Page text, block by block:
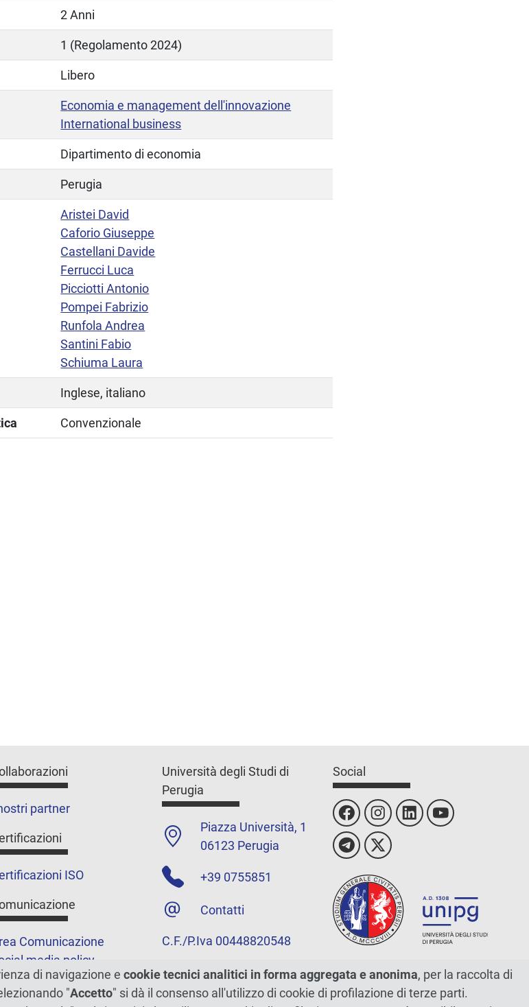
2 Anni
1 (Regolamento 2024)
Libero
Economia e management dell'innovazione
International business
Dipartimento di economia
Perugia
Aristei David
Caforio Giuseppe
Castellani Davide
Ferrucci Luca
Picciotti Antonio
Pompei Fabrizio
Runfola Andrea
Santini Fabio
Schiuma Laura
Inglese, italiano
Convenzionale
partner
ISO
Comunicazione
media policy
e shop
Università degli Studi di
Perugia
Piazza Università, 1
06123 Perugia
+39 0755851
Contatti
C.F./P.Iva 00448820548
Social
di navigazione e cookie tecnici analitici in forma aggregata e anonima, per la raccolta di
"Accetto" si dà il consenso all'utilizzo di cookie di profilazione di terze parti.